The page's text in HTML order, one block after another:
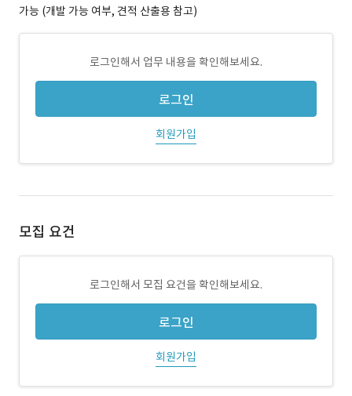
가능 (개발 가능 여부, 견적 산출용 참고)
로그인해서 업무 내용을 확인해보세요.
로그인
회원가입
모집 요건
로그인해서 모집 요건을 확인해보세요.
로그인
회원가입